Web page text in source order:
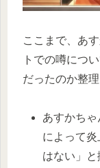
ここまで、あ
トでの噂につ
だったのか整
あすかちゃ
によって
はない」と